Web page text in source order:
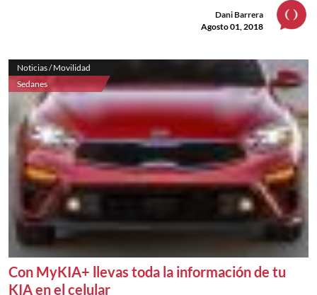
Dani Barrera
Agosto 01, 2018
Noticias / Movilidad
Sedanes
Con MyKIA+ llevas toda la información de tu
KIA en el celular